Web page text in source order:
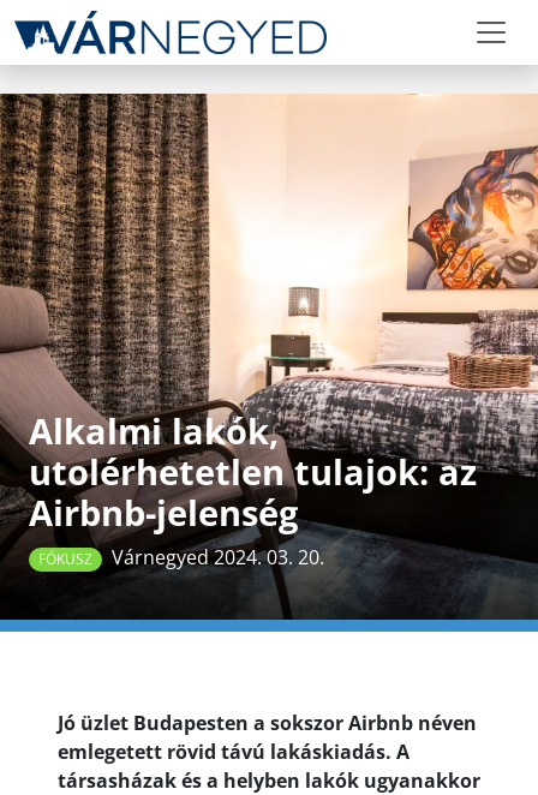
Alkalmi lakók,
utolérhetetlen tulajok: az
Airbnb-jelenség
FÓKUSZ Várnegyed 2024. 03. 20.
Jó üzlet Budapesten a sokszor Airbnb néven
emlegetett rövid távú lakáskiadás. A
társasházak és a helyben lakók ugyanakkor